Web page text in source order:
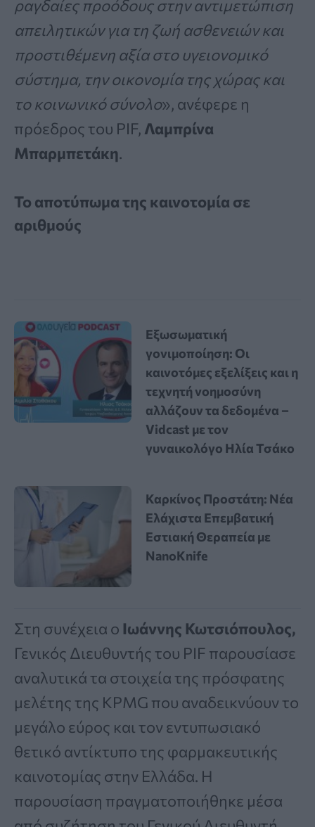
ραγδαίες προόδους στην αντιμετώπιση
απειλητικών για τη ζωή ασθενειών και
προστιθέμενη αξία στο υγειονομικό
σύστημα, την οικονομία της χώρας και
το κοινωνικό σύνολο», ανέφερε η
πρόεδρος του PIF, Λαμπρίνα
Μπαρμπετάκη.
Το αποτύπωμα της καινοτομία σε
αριθμούς
Εξωσωματική
γονιμοποίηση: Οι
καινοτόμες εξελίξεις και η
τεχνητή νοημοσύνη
αλλάζουν τα δεδομένα –
Vidcast με τον
γυναικολόγο Ηλία Τσάκο
Καρκίνος Προστάτη: Νέα
Ελάχιστα Επεμβατική
Εστιακή Θεραπεία με
NanoKnife
Στη συνέχεια ο Ιωάννης Κωτσιόπουλος,
Γενικός Διευθυντής του PIF παρουσίασε
αναλυτικά τα στοιχεία της πρόσφατης
μελέτης της KPMG που αναδεικνύουν το
μεγάλο εύρος και τον εντυπωσιακό
θετικό αντίκτυπο της φαρμακευτικής
καινοτομίας στην Ελλάδα. Η
παρουσίαση πραγματοποιήθηκε μέσα